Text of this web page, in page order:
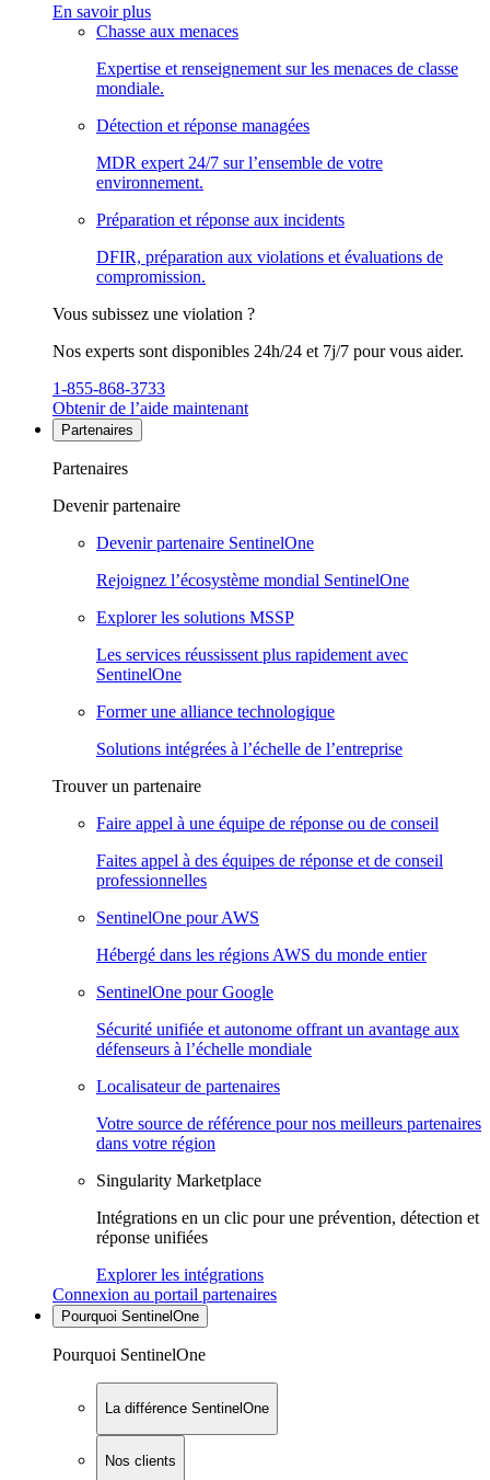
En savoir plus
Chasse aux menaces
Expertise et renseignement sur les menaces de classe
mondiale.
Détection et réponse managées
MDR expert 24/7 sur l’ensemble de votre
environnement.
Préparation et réponse aux incidents
DFIR, préparation aux violations et évaluations de
compromission.
Vous subissez une violation ?
Nos experts sont disponibles 24h/24 et 7j/7 pour vous aider.
1-855-868-3733
Obtenir de l’aide maintenant
Partenaires
Partenaires
Devenir partenaire
Devenir partenaire SentinelOne
Rejoignez l’écosystème mondial SentinelOne
Explorer les solutions MSSP
Les services réussissent plus rapidement avec
SentinelOne
Former une alliance technologique
Solutions intégrées à l’échelle de l’entreprise
Trouver un partenaire
Faire appel à une équipe de réponse ou de conseil
Faites appel à des équipes de réponse et de conseil
professionnelles
SentinelOne pour AWS
Hébergé dans les régions AWS du monde entier
SentinelOne pour Google
Sécurité unifiée et autonome offrant un avantage aux
défenseurs à l’échelle mondiale
Localisateur de partenaires
Votre source de référence pour nos meilleurs partenaires
dans votre région
Singularity Marketplace
Intégrations en un clic pour une prévention, détection et
réponse unifiées
Explorer les intégrations
Connexion au portail partenaires
Pourquoi SentinelOne
Pourquoi SentinelOne
La différence SentinelOne
Nos clients